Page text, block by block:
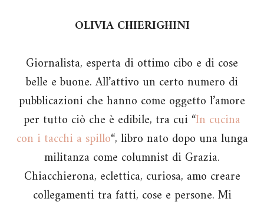
OLIVIA CHIERIGHINI
Giornalista, esperta di ottimo cibo e di cose
belle e buone. All’attivo un certo numero di
pubblicazioni che hanno come oggetto l’amore
per tutto ciò che è edibile, tra cui “In cucina
con i tacchi a spillo“, libro nato dopo una lunga
militanza come columnist di Grazia.
Chiacchierona, eclettica, curiosa, amo creare
collegamenti tra fatti, cose e persone. Mi